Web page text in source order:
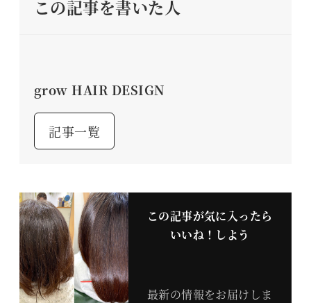
この記事を書いた人
grow HAIR DESIGN
記事一覧
この記事が気に入ったら
いいね！しよう
最新の情報をお届けしま